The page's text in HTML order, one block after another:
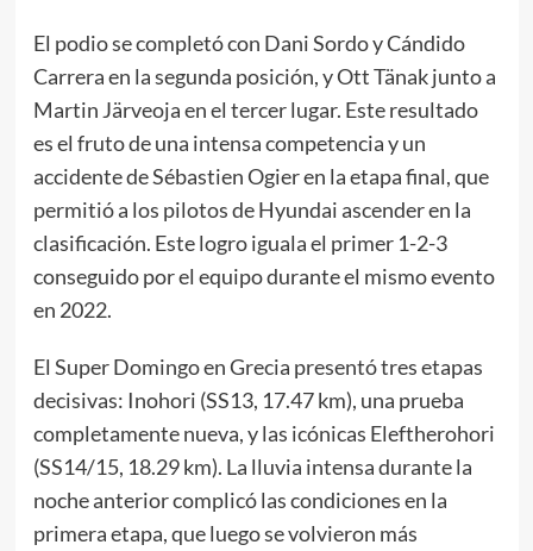
El podio se completó con Dani Sordo y Cándido
Carrera en la segunda posición, y Ott Tänak junto a
Martin Järveoja en el tercer lugar. Este resultado
es el fruto de una intensa competencia y un
accidente de Sébastien Ogier en la etapa final, que
permitió a los pilotos de Hyundai ascender en la
clasificación. Este logro iguala el primer 1-2-3
conseguido por el equipo durante el mismo evento
en 2022.
El Super Domingo en Grecia presentó tres etapas
decisivas: Inohori (SS13, 17.47 km), una prueba
completamente nueva, y las icónicas Eleftherohori
(SS14/15, 18.29 km). La lluvia intensa durante la
noche anterior complicó las condiciones en la
primera etapa, que luego se volvieron más